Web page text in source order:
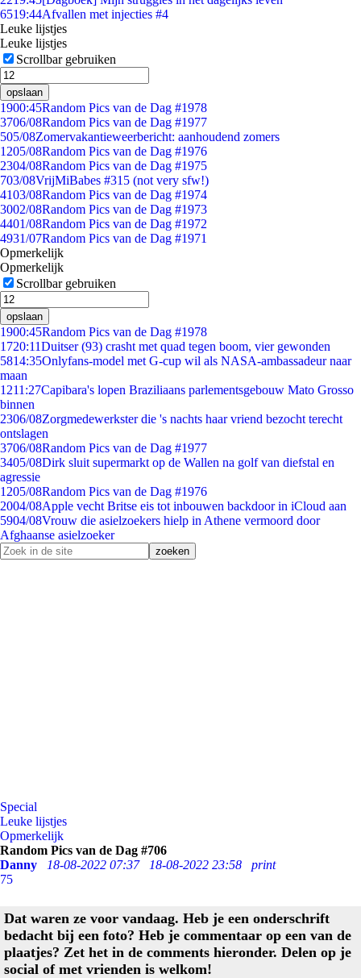
6519:44Afvallen met injecties #4
Leuke lijstjes
Leuke lijstjes
Scrollbar gebruiken
opslaan
1900:45Random Pics van de Dag #1978
3706/08Random Pics van de Dag #1977
505/08Zomervakantieweerbericht: aanhoudend zomers
1205/08Random Pics van de Dag #1976
2304/08Random Pics van de Dag #1975
703/08VrijMiBabes #315 (not very sfw!)
4103/08Random Pics van de Dag #1974
3002/08Random Pics van de Dag #1973
4401/08Random Pics van de Dag #1972
4931/07Random Pics van de Dag #1971
Opmerkelijk
Opmerkelijk
Scrollbar gebruiken
opslaan
1900:45Random Pics van de Dag #1978
1720:11Duitser (93) crasht met quad tegen boom, vier gewonden
5814:35Onlyfans-model met G-cup wil als NASA-ambassadeur naar
maan
1211:27Capibara's lopen Braziliaans parlementsgebouw Mato Grosso
binnen
2306/08Zorgmedewerkster die 's nachts haar vriend bezocht terecht
ontslagen
3706/08Random Pics van de Dag #1977
3405/08Dirk sluit supermarkt op de Wallen na golf van diefstal en
agressie
1205/08Random Pics van de Dag #1976
2004/08Apple vecht Britse eis tot inbouwen backdoor in iCloud aan
5904/08Vrouw die asielzoekers hielp in Athene vermoord door
Afghaanse asielzoeker
Special
Leuke lijstjes
Opmerkelijk
Random Pics van de Dag #706
Danny
18-08-2022 07:37 18-08-2022 23:58
print
75
Dat waren ze voor vandaag. Heb je een onderschrift
bedacht bij een foto? Heb je commentaar op een van de
plaatjes? Zet het in de comments hieronder. Delen op je
social of met vrienden is welkom!